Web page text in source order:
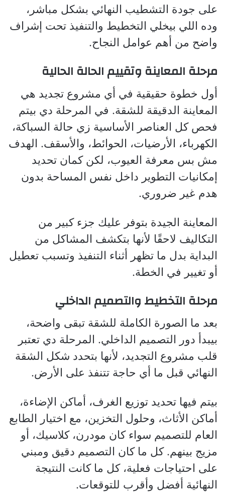
على جودة التشطيب النهائي بشكل مباشر،
وده اللي بيخلي التخطيط والتنفيذ تحت إشراف
واضح من أهم عوامل النجاح.
مرحلة المعاينة وتقييم الحالة الحالية
أول خطوة حقيقية في أي مشروع تجديد هي
المعاينة الدقيقة للشقة. في المرحلة دي بيتم
فحص كل العناصر الأساسية زي حالة السباكة،
الكهرباء، الأرضيات، الحوائط، والأسقف. الهدف
مش بس معرفة العيوب، لكن كمان تحديد
إمكانيات التطوير داخل نفس المساحة بدون
هدم غير ضروري.
المعاينة الجيدة بتوفر عليك جزء كبير من
التكاليف لاحقًا لأنها بتكشف المشاكل من
البداية بدل ما تظهر أثناء التنفيذ وتسبب تعطيل
أو تغيير في الخطة.
مرحلة التخطيط والتصميم الداخلي
بعد ما الصورة الكاملة للشقة تبقى واضحة،
بيبدأ دور التصميم الداخلي. المرحلة دي تعتبر
قلب مشروع التجديد، لأنها بتحدد شكل الشقة
النهائي قبل ما أي حاجة تتنفذ على الأرض.
بيتم فيها تحديد توزيع الغرف، أماكن الإضاءة،
أماكن الأثاث، وحلول التخزين، مع اختيار الطابع
العام للتصميم سواء كان مودرن، كلاسيك، أو
مزيج بينهم. كل ما كان التصميم دقيق ومبني
على احتياجات فعلية، كل ما كانت النتيجة
النهائية أفضل وأقرب للتوقعات.